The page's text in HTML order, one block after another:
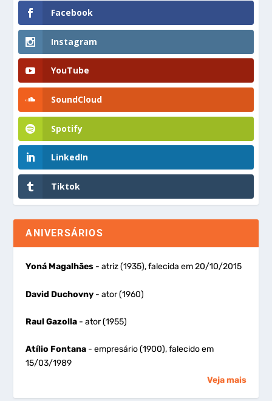
Facebook
Instagram
YouTube
SoundCloud
Spotify
LinkedIn
Tiktok
ANIVERSÁRIOS
Yoná Magalhães - atriz (1935), falecida em 20/10/2015
David Duchovny - ator (1960)
Raul Gazolla - ator (1955)
Atílio Fontana - empresário (1900), falecido em
15/03/1989
Veja mais